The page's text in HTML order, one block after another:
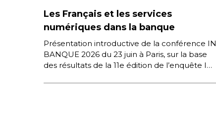
Les Français et les services
numériques dans la banque
Présentation introductive de la conférence IN
BANQUE 2026 du 23 juin à Paris, sur la base
des résultats de la 11e édition de l’enquête IN